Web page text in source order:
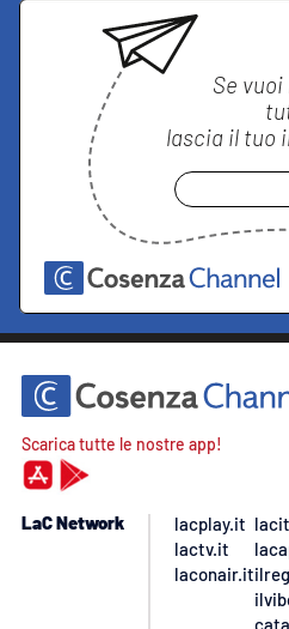
Se
lascia il tuo
Scarica tutte le nostre app!
LaC Network
lacplay.it
lactv.it
laconair.it